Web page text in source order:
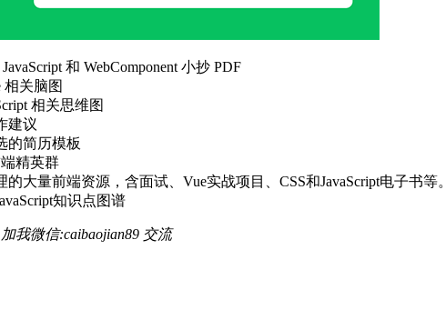
和 WebComponent 小抄 PDF
相关脑图
相关思维图
建议
的简历模板
精英群
大量前端资源，含面试、Vue实战项目、CSS和JavaScript电子书等。
知识点图谱
我微信:caibaojian89 交流